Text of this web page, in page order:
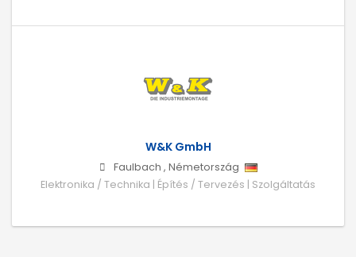
W&K GmbH
Faulbach , Németország
Elektronika / Technika | Építés / Tervezés | Szolgáltatás